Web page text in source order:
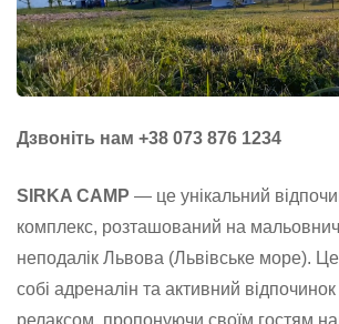
Дзвоніть нам +38 073 876 1234
SIRKA CAMP — це унікальний
комплекс, розташований на
неподалік Львова (Львівське море).
собі адреналін та активний